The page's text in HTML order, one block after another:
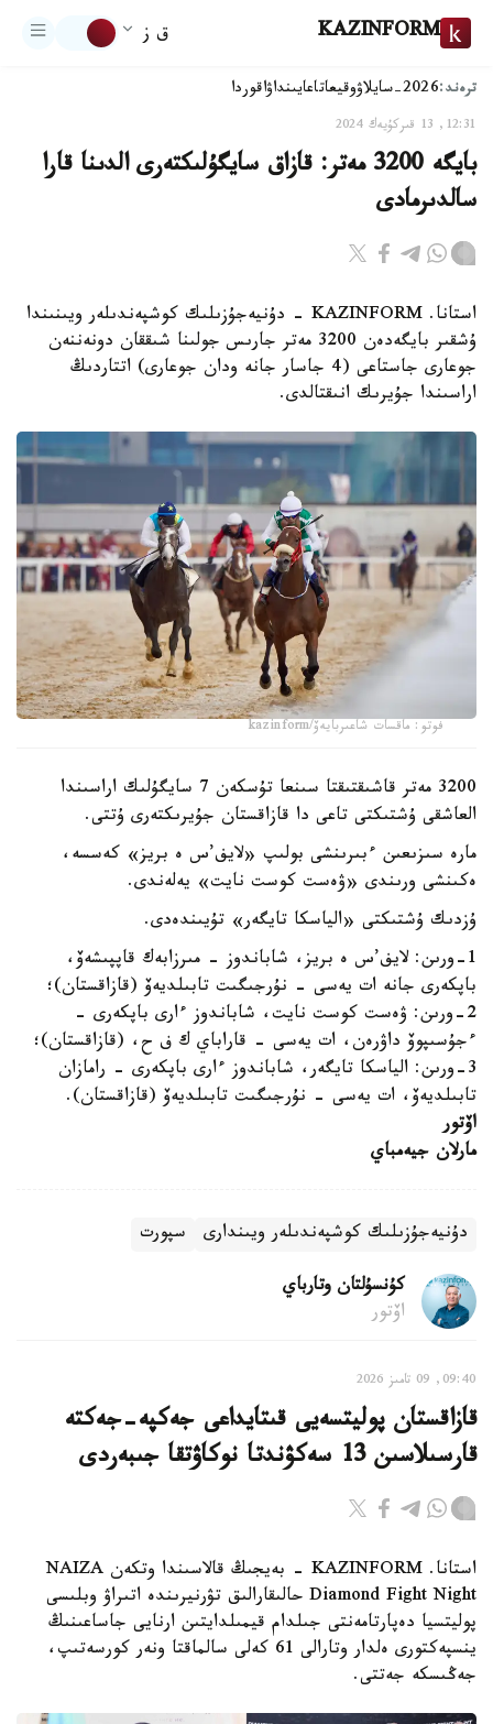
KAZINFORM ق ز
ترەند:2026-سايلاۋ وقيعاتاعايىنداۋاقوردا
12:31, 13 قىركۇيەك 2024
بايگە 3200 مەتر: قازاق سايگۇلىكتەرى الدىنا قارا
سالدىرمادى
استانا. KAZINFORM - دۇنيەجۇزىلىك كوشپەندىلەر ويىنىندا
ۇشقىر بايگەدەن 3200 مەتر جارىس جولىنا شىققان دونەننەن
جوعارى جاستاعى (4 جاسار جانە ودان جوعارى) اتتاردىڭ
اراسىندا جۇيرىك انىقتالدى.
فوتو: ماقسات شاعىربايەۆ/kazinform
3200 مەتر قاشىقتىقتا سىنعا تۇسكەن 7 سايگۇلىك اراسىندا
العاشقى ۇشتىكتى تاعى دا قازاقستان جۇيرىكتەرى ۇتتى.
مارە سىزىعىن ءبىرىنشى بولىپ «لايف’س ە بريز» كەسسە،
ەكىنشى ورىندى «ۋەست كوست نايت» يەلەندى.
ۇزدىك ۇشتىكتى «الياسكا تايگەر» تۇيىندەدى.
1-ورىن: لايف’س ە بريز، شاباندوز - مىرزابەك قاپپىشەۆ،
باپكەرى جانە ات يەسى - نۇرجىگىت تابىلديەۆ (قازاقستان)؛
2-ورىن: ۋەست كوست نايت، شاباندوز ءارى باپكەرى -
ءجۇسىپوۆ داۋرەن، ات يەسى - قاراباي ك ف ح، (قازاقستان)؛
3-ورىن: الياسكا تايگەر، شاباندوز ءارى باپكەرى - رامازان
تابىلديەۆ، ات يەسى - نۇرجىگىت تابىلديەۆ (قازاقستان).
اۆتور
مارلان جيەمباي
دۇنيەجۇزىلىك كوشپەندىلەر ويىندارى سپورت
كۇنسۇلتان وتارباي
اۆتور
09:40, 09 تامىز 2026
قازاقستان پوليتسەيى قىتايداعى جەكپە-جەكتە
قارسىلاسىن 13 سەكۋندتا نوكاۋتقا جىبەردى
استانا. KAZINFORM - بەيجىڭ قالاسىندا وتكەن NAIZA
Diamond Fight Night حالىقارالىق تۋرنيرىندە اتىراۋ وبلىسى
پوليتسيا دەپارتامەنتى جىلدام قيمىلدايتىن ارنايى جاساعىنىڭ
ينسپەكتورى ەلدار وتارالى 61 كەلى سالماقتا ونەر كورسەتىپ،
جەڭىسكە جەتتى.